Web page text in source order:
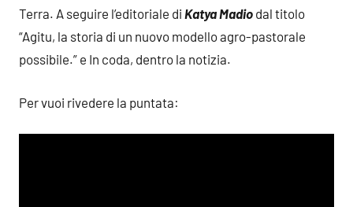
Terra. A seguire l’editoriale di Katya Madio dal titolo
“Agitu, la storia di un nuovo modello agro-pastorale
possibile.” e In coda, dentro la notizia.
Per vuoi rivedere la puntata: